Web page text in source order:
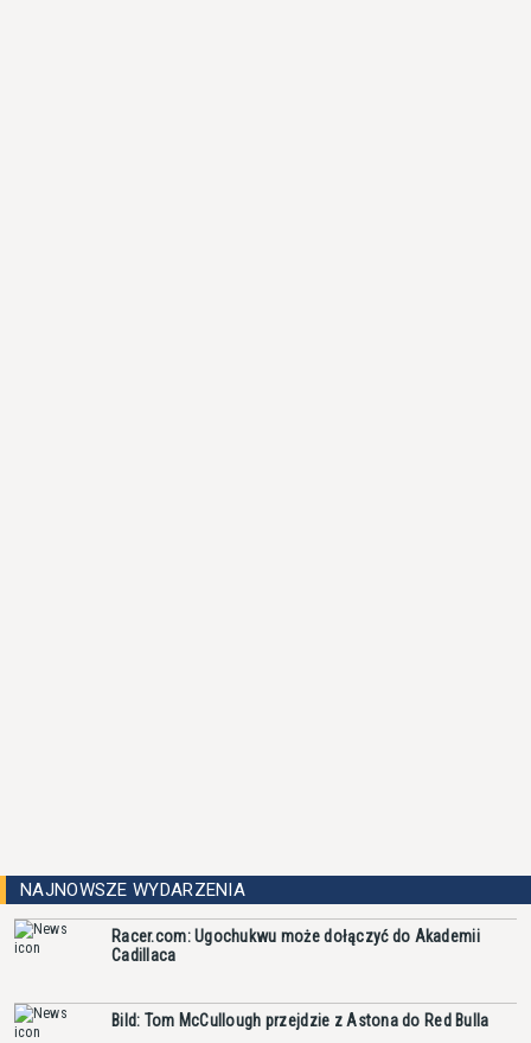
NAJNOWSZE WYDARZENIA
Racer.com: Ugochukwu może dołączyć do Akademii
Cadillaca
Bild: Tom McCullough przejdzie z Astona do Red Bulla